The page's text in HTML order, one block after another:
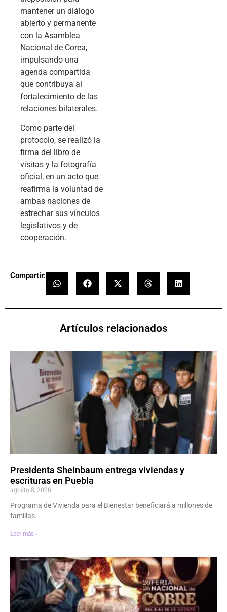
mantener un diálogo
abierto y permanente
con la Asamblea
Nacional de Corea,
impulsando una
agenda compartida
que contribuya al
fortalecimiento de las
relaciones bilaterales.
Como parte del
protocolo, se realizó la
firma del libro de
visitas y la fotografía
oficial, en un acto que
reafirma la voluntad de
ambas naciones de
estrechar sus vínculos
legislativos y de
cooperación.
Compartir:
Artículos relacionados
Presidenta Sheinbaum entrega viviendas y
escrituras en Puebla
agosto 8, 2026
Programa de Vivienda para el Bienestar beneficiará a millones de
familias.
Leer más ›